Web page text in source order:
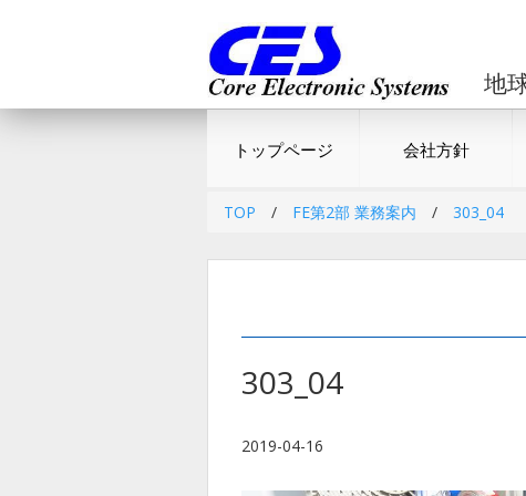
地
トップページ 会社方針
TOP / FE第2部 業務案内 / 303_04
303_04
2019-04-16